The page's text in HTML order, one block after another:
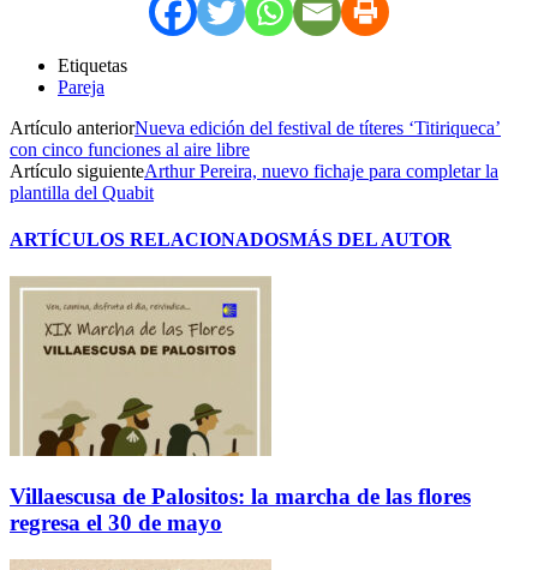
Etiquetas
Pareja
Artículo anteriorNueva edición del festival de títeres ‘Titiriqueca’
con cinco funciones al aire libre
Artículo siguienteArthur Pereira, nuevo fichaje para completar la
plantilla del Quabit
ARTÍCULOS RELACIONADOSMÁS DEL AUTOR
Villaescusa de Palositos: la marcha de las flores
regresa el 30 de mayo